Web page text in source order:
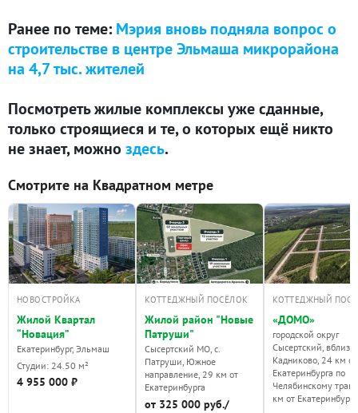
Ранее по теме: Мэрия вновь подняла вопрос о
строительстве в центре Эльмаша микрорайона
на 4,7 тыс. жителей
Посмотреть жилые комплексы уже сданные,
только строящиеся и те, о которых ещё никто
не знает, можно здесь.
Смотрите на Квадратном метре
НОВОСТРОЙКА
Жилой Квартал
“Новация”
Екатеринбург, Эльмаш
Студии: 24.50 м²
4 955 000 ₽
КОТТЕДЖНЫЙ ПОСЁЛОК
Жилой район "Новые
Патруши"
Сысертский МО, с.
Патруши, Южное
направление, 29 км от
Екатеринбурга
от 325 000 руб./
КОТТЕДЖНЫЙ
«ДОМО»
городской округ
Сысертский, вблизи
Кадниково, 24 км от
Екатеринбурга по
Челябинскому
км от Екатеринбурга